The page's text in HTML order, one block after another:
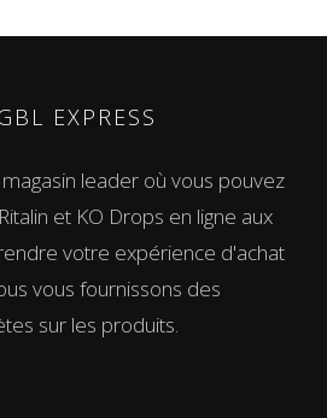
EXPRESS
leader où vous pouvez
et KO Drops en ligne aux
votre expérience d'achat
vous fournissons des
sur les produits.